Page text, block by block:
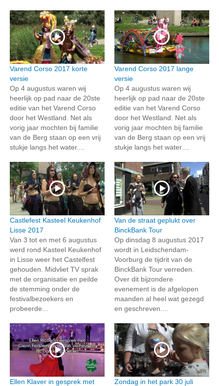
Varend Corso 2017 korte
versie
Op 4 augustus waren wij
heerlijk op pad naar de 20ste
editie van het Varend Corso
door het Westland. Net als
vorig jaar mochten bij familie
van de Berg staan op een vrij
stukje langs het water....
Varend Corso 2017 lange
versie
Op 4 augustus waren wij
heerlijk op pad naar de 20ste
editie van het Varend Corso
door het Westland. Net als
vorig jaar mochten bij familie
van de Berg staan op een vrij
stukje langs het water....
Castlefest Kasteel Keukenhof
Lisse 2017
Van 3 tot en met 6 augustus
werd rond Kasteel Keukenhof
in Lisse weer het Castelfest
gehouden. Midvliet TV sprak
met de organisatie en peilde
de stemming onder de
festivalbezoekers en
probeerde...
Van de straat geplukt over
BinckBank Tour
Op dinsdag 8 augustus 2017
wordt in Leidschendam-
Voorburg de tijdrit van de
BinckBank Tour verreden.
Over dit bijzondere
evenement is de afgelopen
maanden al heel wat gezegd
en geschreven....
Ellen Klaver in gesprek met
Zondag in het park 30 juli